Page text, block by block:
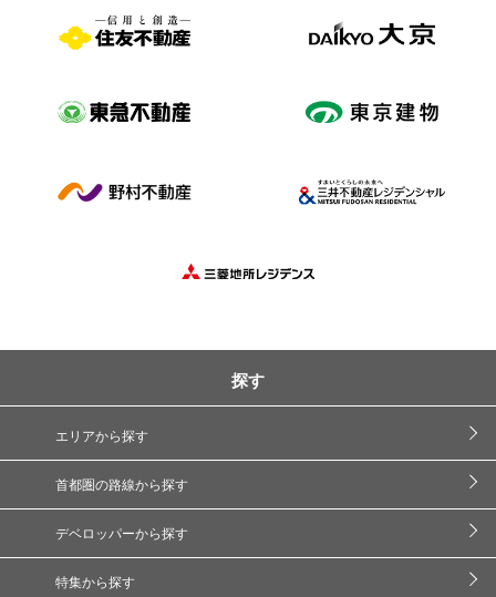
探す
エリアから探す
首都圏の路線から探す
デベロッパーから探す
特集から探す